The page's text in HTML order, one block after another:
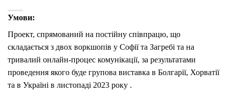
Умови:
Проект, спрямований на постійну співпрацю, що
складається з двох воркшопів у Софії та Загребі та на
тривалий онлайн-процес комунікації, за результатами
проведення якого буде групова виставка в Болгарії, Хорватії
та в Україні в листопаді 2023 року .